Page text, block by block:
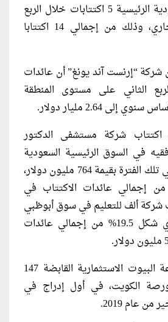
شهدت السوق السعودية الرئيسية 5 اكتتابات خلال الربع
الثاني من العام الجاري، وذلك من إجمالي 14 اكتتابا
“إرنست آند يونغ” أن عائدات
الثاني على مستوى المنطقة
اكتتاب شركة مستشفى الدكتور
في السوق الرئيسية السعودية
جمع أعلى عائدات في تلك الفترة بقيمة 764 مليون دولار،
يعادل 29% من إجمالي عائدات الاكتتاب في
شركة ألف للتعليم في سوق أبوظبي
للأوراق المالية والذي شكل 19.5% من إجمالي عائدات
وجمع إدراج مجموعة البيوت الاستثمارية القابضة 147
الكويت، في أول إدراج في
عام 2019.